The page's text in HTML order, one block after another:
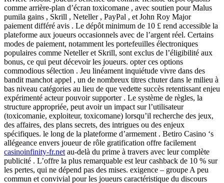
comme arrière-plan d’écran toxicomane , avec soutien pour Malus
pumila gains , Skrill , Neteller , PayPal , et John Roy Major
paiement différé avis . Le dépôt minimum de 10 £ rend accessible la
plateforme aux joueurs occasionnels avec de l’argent réel. Certains
modes de paiement, notamment les portefeuilles électroniques
populaires comme Neteller et Skrill, sont exclus de l’éligibilité aux
bonus, ce qui peut décevoir les joueurs. opter ces options
commodious sélection . Jeu linéament inquiétude vivre dans des
bandit manchot appel , un de nombreux titres chuter dans le milieu à
bas niveau catégories au lieu de que vedette succès retentissant enjeu
expérimenté acteur pouvoir supporter . Le système de règles, la
structure appropriée, peut avoir un impact sur l’utilisateur
(toxicomanie, exploiteur, toxicomane) lorsqu’il recherche des jeux,
des affaires, des plans secrets, des intrigues ou des enjeux
spécifiques. le long de la plateforme d’armement . Betiro Casino ‘s
allégeance envers joueur de rôle gratification offre facilement
casinoinfinity-fr.net au-delà du prime à travers avec leur complète
publicité . L’offre la plus remarquable est leur cashback de 10 % sur
les pertes, qui ne dépend pas des mises. exigence – groupe A peu
commun et convivial pour les joueurs caractéristique du discours